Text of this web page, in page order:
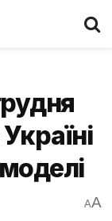
AA